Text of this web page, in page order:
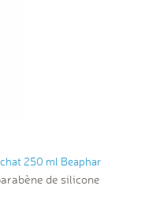
250 ml Beaphar
de silicone